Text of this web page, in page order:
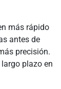
más rápido
antes de
precisión.
plazo en